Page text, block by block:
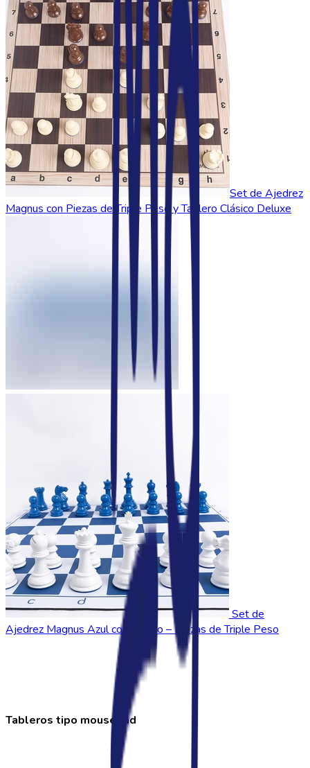
Set de Ajedrez
Magnus con Piezas de Triple Peso y Tablero Clásico Deluxe
Set de
Ajedrez Magnus Azul con Blanco – Piezas de Triple Peso
Tableros tipo mousepad